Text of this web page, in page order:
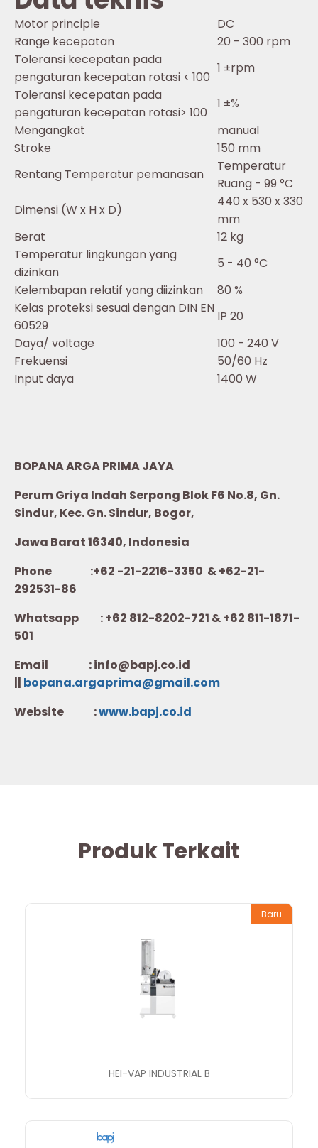
Motor principle
DC
Range kecepatan
20 - 300 rpm
Toleransi kecepatan pada
pengaturan kecepatan rotasi < 100
1 ±rpm
Toleransi kecepatan pada
pengaturan kecepatan rotasi> 100
1 ±%
Mengangkat
manual
Stroke
150 mm
Rentang Temperatur pemanasan
Temperatur
Ruang - 99 °C
Dimensi (W x H x D)
440 x 530 x 330
mm
Berat
12 kg
Temperatur lingkungan yang
dizinkan
5 - 40 °C
Kelembapan relatif yang diizinkan
80 %
Kelas proteksi sesuai dengan DIN EN
60529
IP 20
Daya/ voltage
100 - 240 V
Frekuensi
50/60 Hz
Input daya
1400 W
BOPANA ARGA PRIMA JAYA
Perum Griya Indah Serpong Blok F6 No.8, Gn.
Sindur, Kec. Gn. Sindur, Bogor,
Jawa Barat 16340, Indonesia
Phone :+62 -21-2216-3350 & +62-21-
292531-86
Whatsapp :+62 812-8202-721 & +62 811-1871-
501
Email : info@bapj.co.id
|| bopana.argaprima@gmail.com
Website :www.bapj.co.id
Produk Terkait
Baru
HEI-VAP INDUSTRIAL B